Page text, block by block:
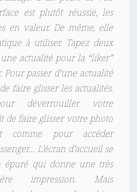
est plutôt réussie, les
en valeur. De même, elle
à utiliser. Tapez deux
actualité pour la “liker”
passer d’une actualité
faire glisser les actualités.
déverrouiller votre
de faire glisser votre photo
pour accéder
L’écran d’accueil se
épuré qui donne une très
impression. Mais